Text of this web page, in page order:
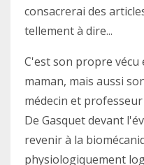
consacrerai des
tellement à dire...
C'est son propre
maman, mais aussi
médecin et
De Gasquet devant
revenir à la
physiologiquement